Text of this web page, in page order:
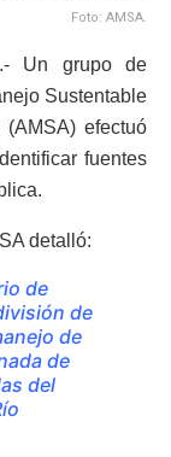
Foto: AMSA.
Un grupo de
Sustentable
efectuó
fuentes
detalló:
de
de
de
de
del